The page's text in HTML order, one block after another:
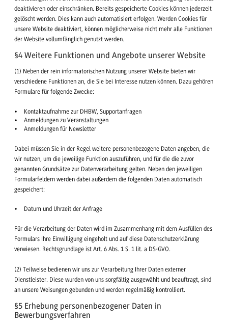
deaktivieren oder einschränken. Bereits gespeicherte Cookies können jederzeit
gelöscht werden. Dies kann auch automatisiert erfolgen. Werden Cookies für
unsere Website deaktiviert, können möglicherweise nicht mehr alle Funktionen
der Website vollumfänglich genutzt werden.
§4 Weitere Funktionen und Angebote unserer Website
(1) Neben der rein informatorischen Nutzung unserer Website bieten wir
verschiedene Funktionen an, die Sie bei Interesse nutzen können. Dazu gehören
Formulare für folgende Zwecke:
Kontaktaufnahme zur DHBW, Supportanfragen
Anmeldungen zu Veranstaltungen
Anmeldungen für Newsletter
Dabei müssen Sie in der Regel weitere personenbezogene Daten angeben, die
wir nutzen, um die jeweilige Funktion auszuführen, und für die die zuvor
genannten Grundsätze zur Datenverarbeitung gelten. Neben den jeweiligen
Formularfeldern werden dabei außerdem die folgenden Daten automatisch
gespeichert:
Datum und Uhrzeit der Anfrage
Für die Verarbeitung der Daten wird im Zusammenhang mit dem Ausfüllen des
Formulars Ihre Einwilligung eingeholt und auf diese Datenschutzerklärung
verwiesen. Rechtsgrundlage ist Art. 6 Abs. 1 S. 1 lit. a DS-GVO.
(2) Teilweise bedienen wir uns zur Verarbeitung Ihrer Daten externer
Dienstleister. Diese wurden von uns sorgfältig ausgewählt und beauftragt, sind
an unsere Weisungen gebunden und werden regelmäßig kontrolliert.
§5 Erhebung personenbezogener Daten in
Bewerbungsverfahren